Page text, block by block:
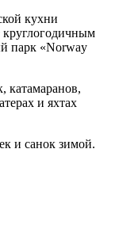
кухни
круглогодичным
парк «Norway
катамаранов,
и яхтах
и санок зимой.